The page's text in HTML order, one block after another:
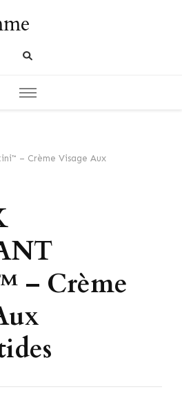
– Crème Visage Aux
– Crème